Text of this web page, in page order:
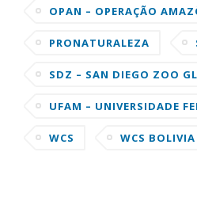
OPAN – OPERAÇÃO
PRONATURALEZA
SDZ – SAN DIEGO ZOO
UFAM – UNIVERSIDADE
WCS
WCS BOLIVIA